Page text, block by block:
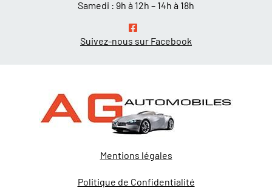
Samedi : 9h à 12h – 14h à 18h
Suivez-nous sur Facebook
Mentions légales
Politique de Confidentialité